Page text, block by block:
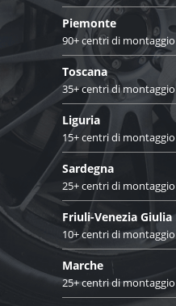
Piemonte
90+ centri di montaggio
Toscana
35+ centri di montaggio
Liguria
15+ centri di montaggio
Sardegna
25+ centri di montaggio
Friuli-Venezia Giulia
10+ centri di montaggio
Marche
25+ centri di montaggio